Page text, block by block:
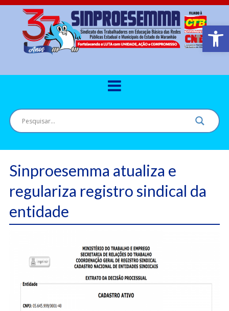
Barra de
Sinproesemma atualiza e
regulariza registro sindical da
entidade